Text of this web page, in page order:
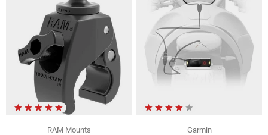
RAM Mounts
Garmin